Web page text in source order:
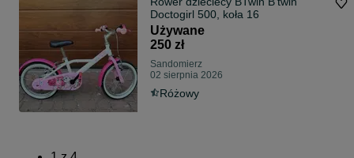
Doctogirl 500, koła 16
Używane
250 zł
Sandomierz
02 sierpnia 2026
Różowy